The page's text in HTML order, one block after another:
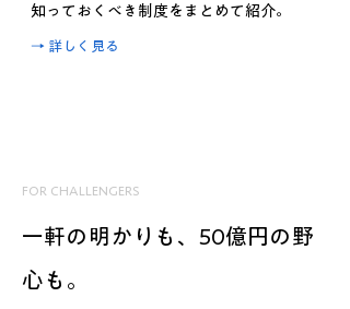
知っておくべき制度をまとめて紹介。
​→ 詳しく見る
FOR CHALLENGERS
一軒の明かりも、50億円の野
心も。